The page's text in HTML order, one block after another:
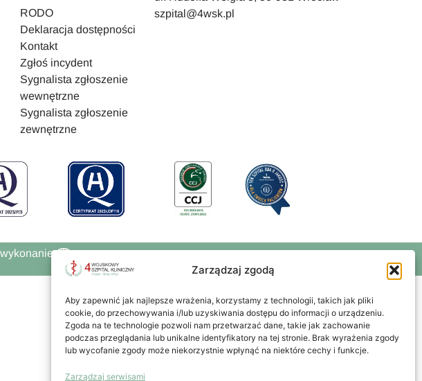
Zarządzaj zgodą
Aby zapewnić jak najlepsze wrażenia, korzystamy z technologii, takich jak pliki
cookie, do przechowywania i/lub uzyskiwania dostępu do informacji o urządzeniu.
Zgoda na te technologie pozwoli nam przetwarzać dane, takie jak zachowanie
podczas przeglądania lub unikalne identyfikatory na tej stronie. Brak wyrażenia zgody
lub wycofanie zgody może niekorzystnie wpłynąć na niektóre cechy i funkcje.
Zarządzaj serwisami
RODO
Deklaracja dostępności
Kontakt
Zgłoś incydent
Sygnalista zgłoszenie
wewnętrzne
Sygnalista zgłoszenie
zewnętrzne
szpital@4wsk.pl